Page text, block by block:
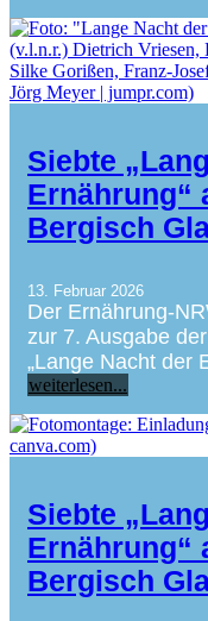
Siebte
Ernährung“
Bergisch
13. Februar 2026
Der Ernährung-
zur 7. Ausgabe
„Lange Nacht der
weiterlesen...
Siebte
Ernährung“
Bergisch